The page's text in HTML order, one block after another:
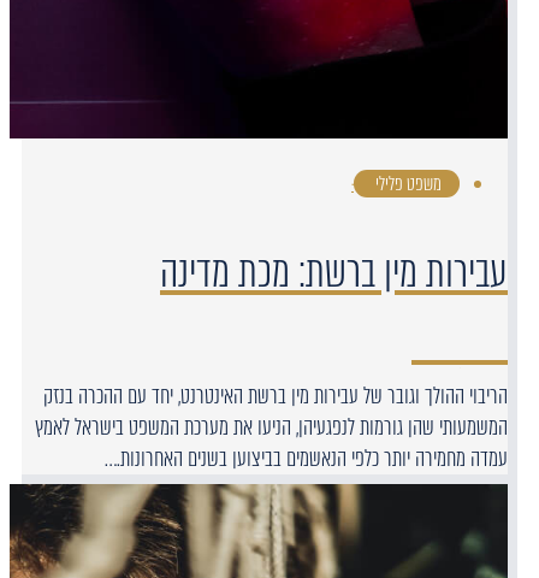
משפט פלילי ·
עבירות מין ברשת: מכת מדינה
הריבוי ההולך וגובר של עבירות מין ברשת האינטרנט, יחד עם ההכרה בנזק
המשמעותי שהן גורמות לנפגעיהן, הניעו את מערכת המשפט בישראל לאמץ
עמדה מחמירה יותר כלפי הנאשמים בביצוען בשנים האחרונות.…